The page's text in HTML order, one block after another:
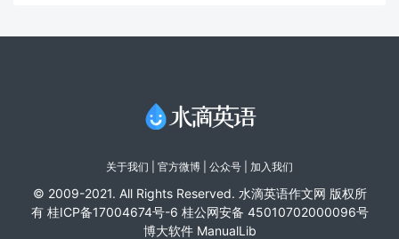
关于我们 官方微博 | 公众号 | 加入我们
© 2009-2021. All Rights Reserved. 水滴英语作文网 版权所
有 桂ICP备17004674号-6 桂公网安备 45010702000096号
博大软件 ManualLib